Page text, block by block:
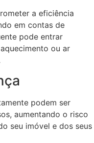
a eficiência
em contas de
pode entrar
ou ar
podem ser
aumentando o risco
seu imóvel e dos seus